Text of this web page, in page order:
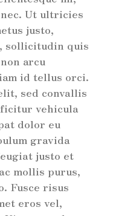
Ut ultricies
justo,
sollicitudin quis
arcu
id tellus orci.
sed convallis
vehicula
dolor eu
gravida
justo et
mollis purus,
Fusce risus
eros vel,